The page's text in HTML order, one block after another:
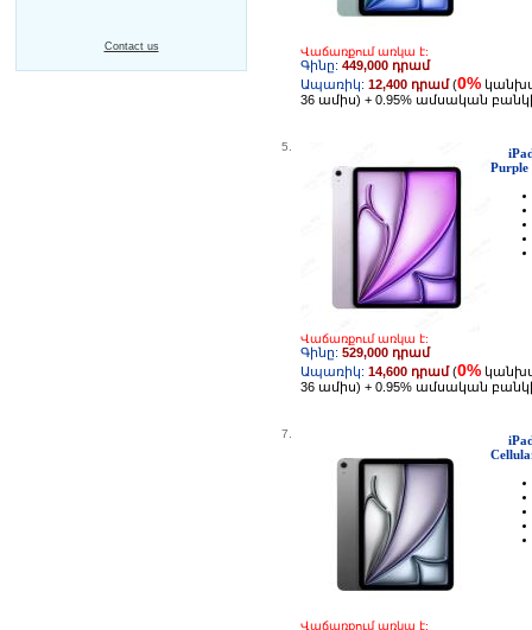
Contact us Վաճառքում առկա է:
Գինը: 449,000 դրամ
Ապառիկ: 12,400 դրամ(0%
36 ամիս) + 0.95% ամսական
5.
Purple
Վաճառքում առկա է:
Գինը: 529,000 դրամ
Ապառիկ: 14,600 դրամ(0%
36 ամիս) + 0.95% ամսական
7.
Վաճառքում առկա է: